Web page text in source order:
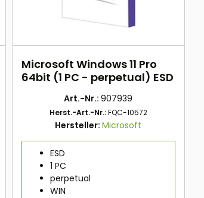
Microsoft Windows 11 Pro
64bit (1 PC - perpetual) ESD
Art.-Nr.:907939
Herst.-Art.-Nr.:FQC-10572
Hersteller:Microsoft
ESD
1 PC
perpetual
WIN